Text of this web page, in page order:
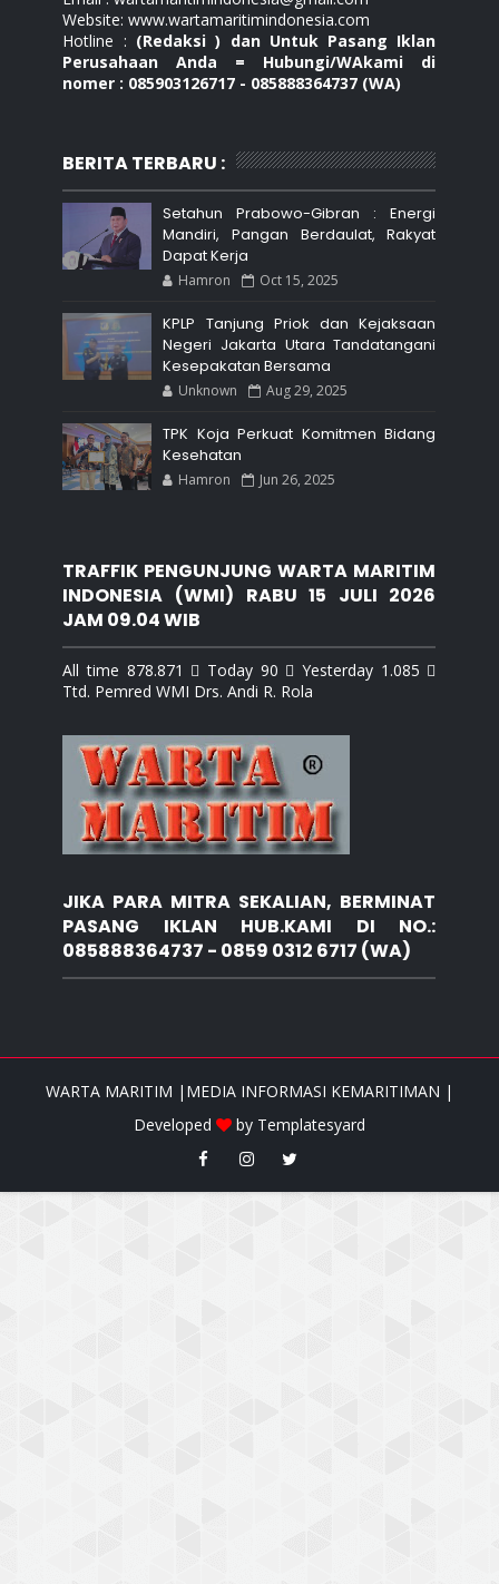
Website: www.wartamaritimindonesia.com
Hotline : (Redaksi ) dan Untuk Pasang Iklan
Perusahaan Anda = Hubungi/WAkami di
nomer : 085903126717 - 085888364737 (WA)
BERITA TERBARU :
Setahun Prabowo-Gibran : Energi
Mandiri, Pangan Berdaulat, Rakyat
Dapat Kerja
Hamron Oct 15, 2025
KPLP Tanjung Priok dan Kejaksaan
Negeri Jakarta Utara Tandatangani
Kesepakatan Bersama
Unknown Aug 29, 2025
TPK Koja Perkuat Komitmen Bidang
Kesehatan
Hamron Jun 26, 2025
TRAFFIK PENGUNJUNG WARTA MARITIM
INDONESIA (WMI) RABU 15 JULI 2026
JAM 09.04 WIB
All time 878.871  Today 90  Yesterday 1.085 
Ttd. Pemred WMI Drs. Andi R. Rola
JIKA PARA MITRA SEKALIAN, BERMINAT
PASANG IKLAN HUB.KAMI DI NO.:
085888364737 - 0859 0312 6717 (WA)
WARTA MARITIM |MEDIA INFORMASI KEMARITIMAN |
Developed
by Templatesyard